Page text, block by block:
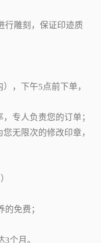
行雕刻，保证印迹质
，下午5点前下单，
专人负责您的订单；
无限次的修改印章，
免费；
个月。